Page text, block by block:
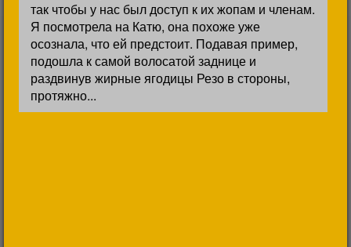
так чтобы у нас был доступ к их жопам и членам.
Я посмотрела на Катю, она похоже уже
осознала, что ей предстоит. Подавая пример,
подошла к самой волосатой заднице и
раздвинув жирные ягодицы Резо в стороны,
протяжно...